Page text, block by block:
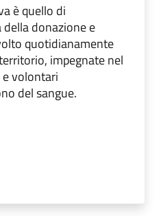
è quello di
donazione e
quotidianamente
impegnate nel
volontari
del sangue.